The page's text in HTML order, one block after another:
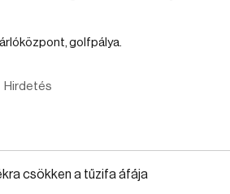
golfpálya.
Hirdetés